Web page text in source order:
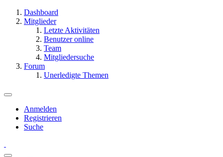
Dashboard
Mitglieder
Letzte Aktivitäten
Benutzer online
Team
Mitgliedersuche
Forum
Unerledigte Themen
Anmelden
Registrieren
Suche